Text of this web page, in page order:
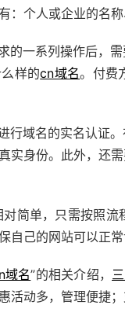
：个人或企业的名
的一系列操作后，
样的cn域名。付费
行域名的实名认证
实身份。此外，还
对简单，只需按照流
自己的网站可以正
域名”的相关介绍，
活动多，管理便捷